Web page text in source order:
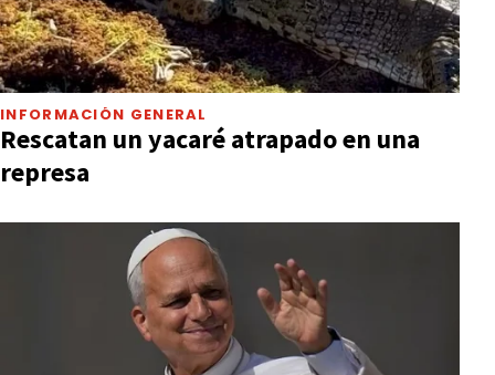
INFORMACIÓN GENERAL
Rescatan un yacaré atrapado en una
represa